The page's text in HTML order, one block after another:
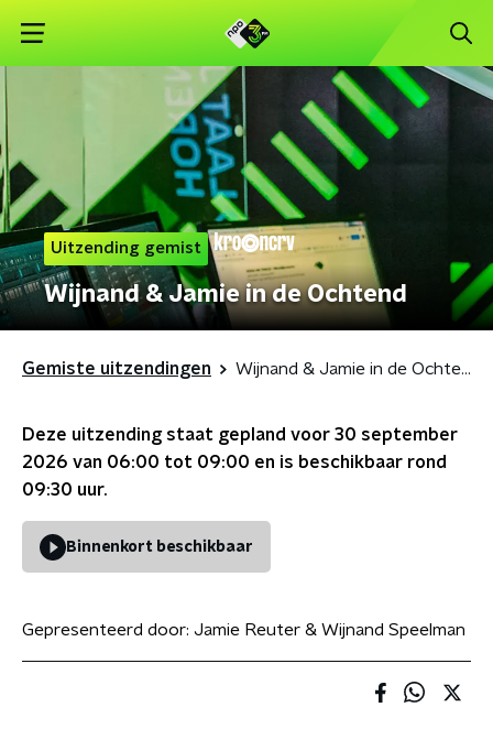
Uitzending gemist
Wijnand & Jamie in de Ochtend
Gemiste uitzendingen Wijnand & Jamie in de Ochtend
Deze uitzending staat gepland voor 30 september
2026 van 06:00 tot 09:00 en is beschikbaar rond
09:30 uur.
Binnenkort beschikbaar
Gepresenteerd door: Jamie Reuter & Wijnand Speelman